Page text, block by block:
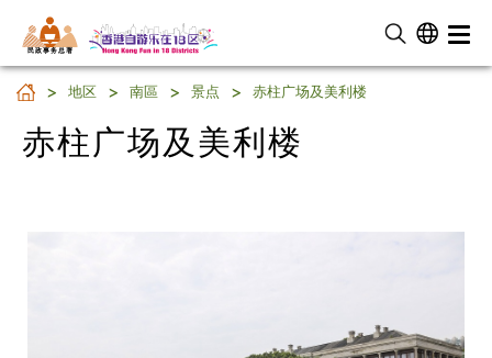
民 政 事 务 总 署
赤柱广场及美利楼
地区 南區 景点 赤柱广场及美利楼
赤柱广场及美利楼